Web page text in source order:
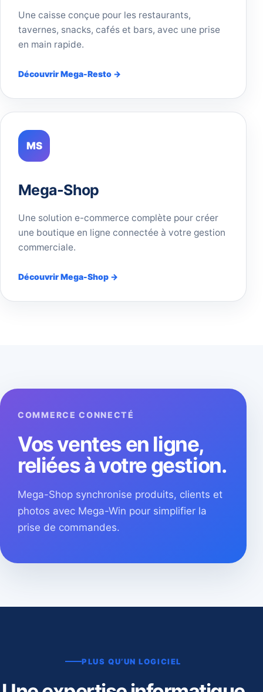
Une caisse conçue pour les restaurants,
tavernes, snacks, cafés et bars, avec une prise
en main rapide.
Découvrir Mega-Resto →
MS
Mega-Shop
Une solution e-commerce complète pour créer
une boutique en ligne connectée à votre gestion
commerciale.
Découvrir Mega-Shop →
COMMERCE CONNECTÉ
Vos ventes en ligne,
reliées à votre gestion.
Mega-Shop synchronise produits, clients et
photos avec Mega-Win pour simplifier la
prise de commandes.
PLUS QU’UN LOGICIEL